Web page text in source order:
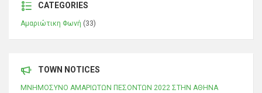
CATEGORIES
Αμαριώτικη Φωνή (33)
TOWN NOTICES
ΜΝΗΜΟΣΥΝΟ ΑΜΑΡΙΩΤΩΝ ΠΕΣΟΝΤΩΝ 2022 ΣΤΗΝ ΑΘΗΝΑ